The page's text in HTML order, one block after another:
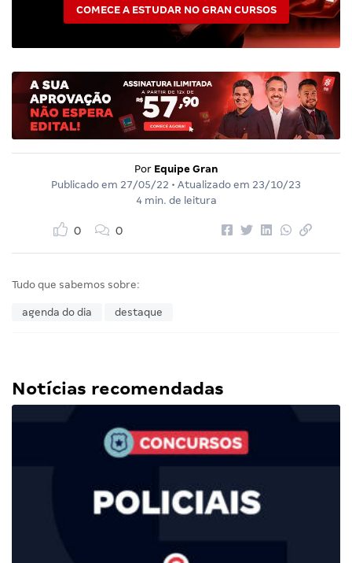
COMECE A ESTUDAR NO GRAN CURSOS
Por Equipe Gran
Publicado em 27/05/22 • Atualizado em 23/10/23
4 min. de leitura
0 0
Tudo que sabemos sobre:
agenda do dia destaque
Notícias recomendadas